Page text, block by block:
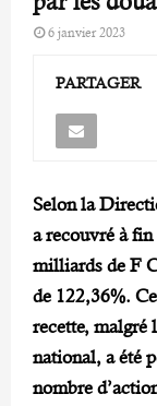
6 janvier 2023
PARTAGER
Selon la
a recouvré à
milliards de F
de 122,36%.
recette, malgré
national, a été
nombre